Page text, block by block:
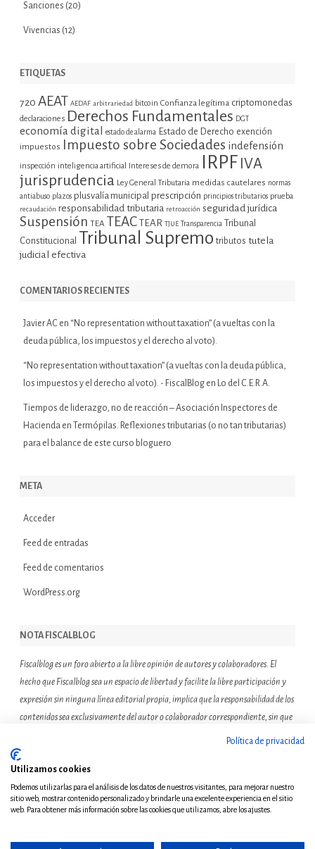
Sanciones (20)
Vivencias (12)
ETIQUETAS
720 AEAT AEDAF arbitrariedad bitcoin Confianza legítima criptomonedas
declaraciones Derechos Fundamentales DGT
economía digital estado de alarma Estado de Derecho exención
impuestos Impuesto sobre Sociedades indefensión
inspección inteligencia artificial Intereses de demora IRPF IVA
jurisprudencia Ley General Tributaria medidas cautelares normas
antiabuso plazos plusvalía municipal prescripción principios tributarios prueba
recaudación responsabilidad tributaria retroacción seguridad jurídica
Suspensión TEA TEAC TEAR TJUE Transparencia Tribunal
Constitucional Tribunal Supremo tributos tutela
judicial efectiva
COMENTARIOS RECIENTES
Javier AC en “No representation without taxation” (a vueltas con la
deuda pública, los impuestos y el derecho al voto).
“No representation without taxation” (a vueltas con la deuda pública,
los impuestos y el derecho al voto). - FiscalBlog en Lo del C.E.R.A.
Tiempos de liderazgo, no de reacción – Asociación Inspectores de
Hacienda en
Termópilas. Reflexiones tributarias (o no tan tributarias)
para el balance de este curso bloguero
META
Acceder
Feed de entradas
Feed de comentarios
WordPress.org
NOTA FISCALBLOG
Fiscalblog es un foro abierto a la libre opinión de autores y colaboradores. El
hecho que Fiscalblog sea un espacio de libertad y facilite la libre participación y
expresión sin ninguna línea editorial propia, implica que la responsabilidad de los
contenidos sea exclusivamente del autor o colaborador correspondiente, sin que
ello suponga que el resto de miembros de la comunidad de Fiscalblog asuman o
compartan las reflexiones u opiniones expresadas.
Política de privacidad
Utilizamos cookies
Podemos utilizarlas para el análisis de los datos de nuestros visitantes, para mejorar nuestro
sitio web, mostrar contenido personalizado y brindarle una excelente experiencia en el sitio
web. Para obtener más información sobre las cookies que utilizamos, abre los ajustes.